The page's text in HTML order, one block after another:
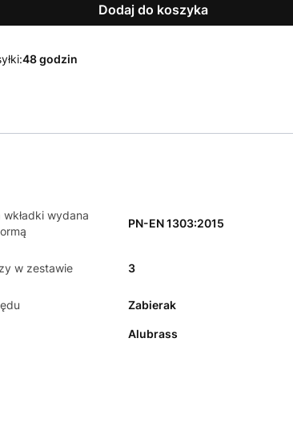
Dodaj do koszyka
48 godzin
wydana
PN-EN 1303:2015
w zestawie 3
Zabierak
Alubrass